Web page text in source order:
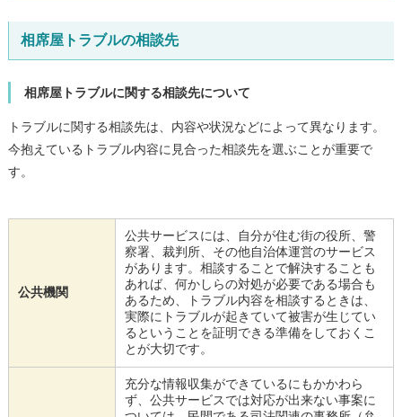
相席屋トラブルの相談先
相席屋トラブルに関する相談先について
トラブルに関する相談先は、内容や状況などによって異なります。
今抱えているトラブル内容に見合った相談先を選ぶことが重要で
す。
公共機関
公共サービスには、自分が住む街の役所、警
察署、裁判所、その他自治体運営のサービス
があります。相談することで解決することも
あれば、何かしらの対処が必要である場合も
あるため、トラブル内容を相談するときは、
実際にトラブルが起きていて被害が生じてい
るということを証明できる準備をしておくこ
とが大切です。
充分な情報収集ができているにもかかわら
ず、公共サービスでは対応が出来ない事案に